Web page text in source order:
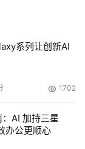
Replication
成投资建议。
系列让创新AI
1702
AI 加持三星
办公更顺心